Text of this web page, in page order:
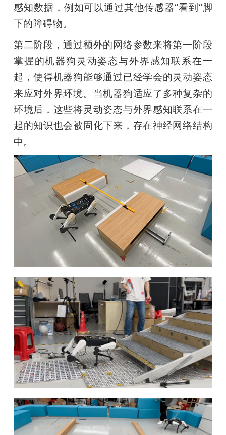
感知数据，例如可以通过其他传感器“看到“脚
下的障碍物。
第二阶段，通过额外的网络参数来将第一阶段
掌握的机器狗灵动姿态与外界感知联系在一
起，使得机器狗能够通过已经学会的灵动姿态
来应对外界环境。当机器狗适应了多种复杂的
环境后，这些将灵动姿态与外界感知联系在一
起的知识也会被固化下来，存在神经网络结构
中。